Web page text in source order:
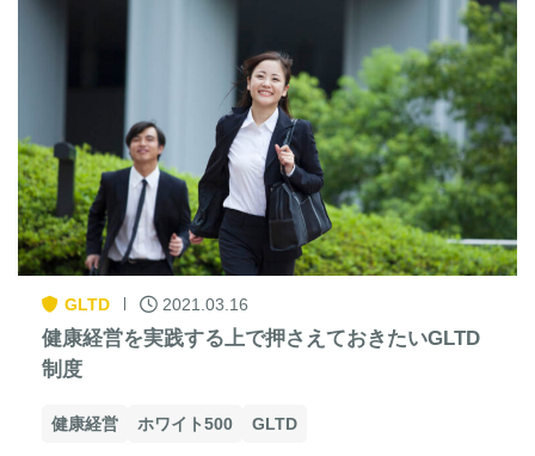
GLTD 2021.03.16
健康経営を実践する上で押さえておきたいGLTD
制度
健康経営 ホワイト500 GLTD